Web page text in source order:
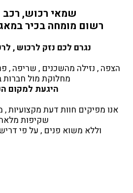
שמאי רכוש, רכב
רשום מומחה בכיר
נגרם לכם נזק לרכוש ,
מחלוקת מול חברות
היגעת למקום
שקיפות
וללא משוא פנים , על פי